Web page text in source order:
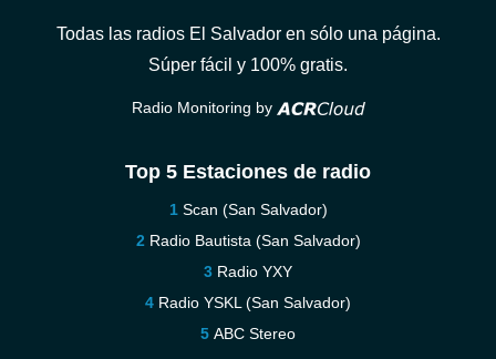
Todas las radios El Salvador en sólo una página.
Súper fácil y 100% gratis.
Radio Monitoring by
Top 5 Estaciones de radio
Scan (San Salvador)
Radio Bautista (San Salvador)
Radio YXY
Radio YSKL (San Salvador)
ABC Stereo